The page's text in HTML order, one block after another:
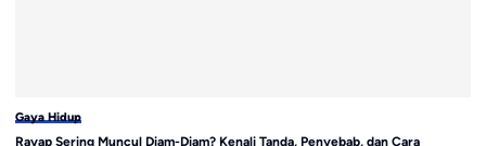
Gaya Hidup
Rayap Sering Muncul Diam-Diam? Kenali Tanda, Penyebab, dan Cara